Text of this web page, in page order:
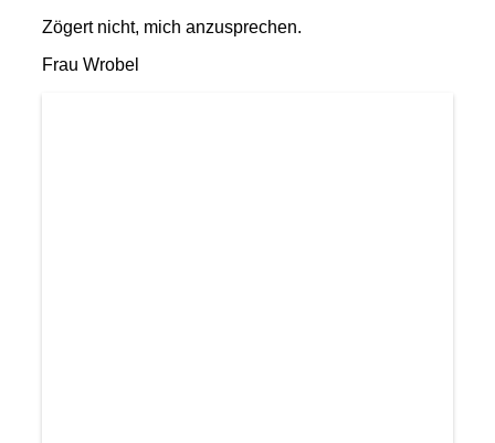
Zögert nicht, mich anzusprechen.
Frau Wrobel